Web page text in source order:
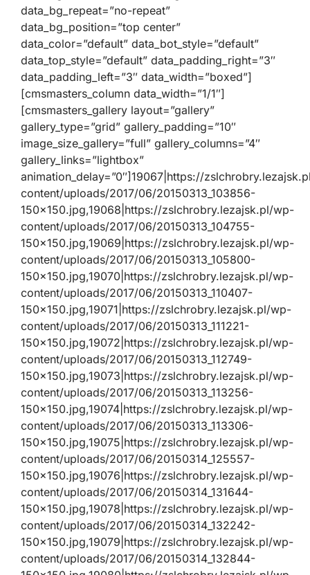
data_bg_repeat=”no-repeat”
data_bg_position=”top center”
data_color=”default” data_bot_style=”default”
data_top_style=”default” data_padding_right=”3″
data_padding_left=”3″ data_width=”boxed”]
[cmsmasters_column data_width=”1/1″]
[cmsmasters_gallery layout=”gallery”
gallery_type=”grid” gallery_padding=”10″
image_size_gallery=”full” gallery_columns=”4″
gallery_links=”lightbox”
animation_delay=”0″]19067|https://
content/uploads/2017/06/20150313_103856-
150×150.jpg,19068|https://zslchrobry.lezajsk.pl/wp-
content/uploads/2017/06/20150313_104755-
150×150.jpg,19069|https://zslchrobry.lezajsk.pl/wp-
content/uploads/2017/06/20150313_105800-
150×150.jpg,19070|https://zslchrobry.lezajsk.pl/wp-
content/uploads/2017/06/20150313_110407-
150×150.jpg,19071|https://zslchrobry.lezajsk.pl/wp-
content/uploads/2017/06/20150313_111221-
150×150.jpg,19072|https://zslchrobry.lezajsk.pl/wp-
content/uploads/2017/06/20150313_112749-
150×150.jpg,19073|https://zslchrobry.lezajsk.pl/wp-
content/uploads/2017/06/20150313_113256-
150×150.jpg,19074|https://zslchrobry.lezajsk.pl/wp-
content/uploads/2017/06/20150313_113306-
150×150.jpg,19075|https://zslchrobry.lezajsk.pl/wp-
content/uploads/2017/06/20150314_125557-
150×150.jpg,19076|https://zslchrobry.lezajsk.pl/wp-
content/uploads/2017/06/20150314_131644-
150×150.jpg,19078|https://zslchrobry.lezajsk.pl/wp-
content/uploads/2017/06/20150314_132242-
150×150.jpg,19079|https://zslchrobry.lezajsk.pl/wp-
content/uploads/2017/06/20150314_132844-